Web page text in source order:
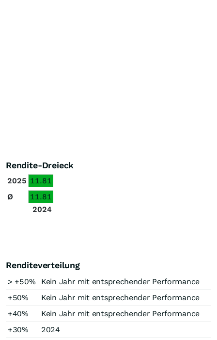
Rendite-Dreieck
2025 11.81
Ø
11.81
2024
Renditeverteilung
> +50%
Kein Jahr mit entsprechender Performance
+50%
Kein Jahr mit entsprechender Performance
+40%
Kein Jahr mit entsprechender Performance
+30%
2024